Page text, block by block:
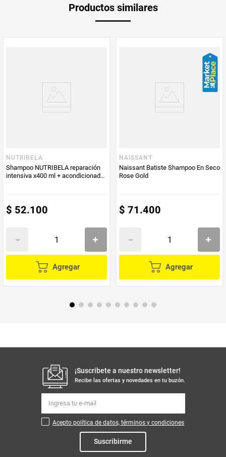
Producto (kg)
Productos similares
NUTRIBELA
Shampoo NUTRIBELA reparación
intensiva x400 ml + acondicionador
$ 52.100
Agregar
NAISSANT
Naissant Batiste Shampoo En Seco
Rose Gold
$ 71.400
Agregar
¡Suscribete a nuestro newsletter!
Recibe las ofertas y novedades en tu buzón.
Acepto política de datos, términos y condiciones
Suscribirme